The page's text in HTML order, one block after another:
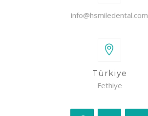
info@hsmiledental.com
Türkiye
Fethiye